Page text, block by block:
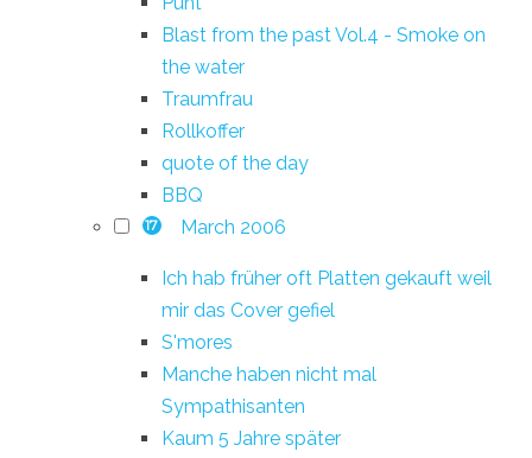
Blast from the past Vol.4 - Smoke on
the water
Traumfrau
Rollkoffer
quote of the day
BBQ
17 March 2006
Ich hab früher oft Platten gekauft weil
mir das Cover gefiel
S'mores
Manche haben nicht mal
Sympathisanten
Kaum 5 Jahre später